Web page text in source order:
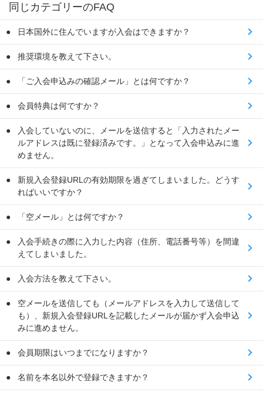
同じカテゴリーのFAQ
日本国外に住んでいますが入会はできますか？
推奨環境を教えて下さい。
「ご入会申込みの確認メール」とは何ですか？
会員特典は何ですか？
入会していないのに、メールを送信すると「入力されたメー
ルアドレスは既に登録済みです。」となって入会申込みに進
めません。
新規入会登録URLの有効期限を過ぎてしまいました。どうす
ればいいですか？
「空メール」とは何ですか？
入会手続きの際に入力した内容（住所、電話番号等）を間違
えてしまいました。
入会方法を教えて下さい。
空メールを送信しても（メールアドレスを入力して送信して
も）、新規入会登録URLを記載したメールが届かず入会申込
みに進めません。
会員期限はいつまでになりますか？
名前を本名以外で登録できますか？